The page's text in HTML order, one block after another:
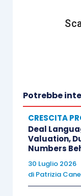
citarne
del
le
analisi
le
Potrebbe
CRESCITA
Deal
Valuation,
Numbers
30 Luglio 2026
di Patrizia